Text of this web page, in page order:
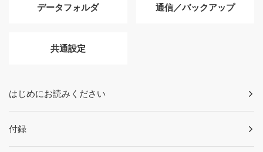
データフォルダ 通信／バックアップ
共通設定
はじめにお読みください
付録